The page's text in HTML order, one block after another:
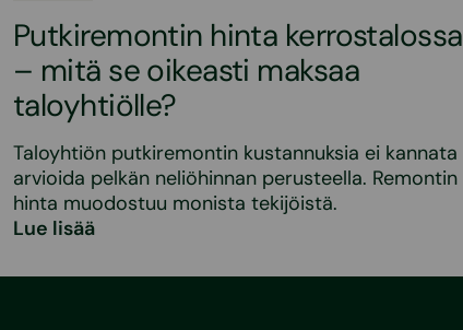
Putkiremontin hinta kerrostalossa
– mitä se oikeasti maksaa
taloyhtiölle?
Taloyhtiön putkiremontin kustannuksia ei kannata
arvioida pelkän neliöhinnan perusteella. Remontin
hinta muodostuu monista tekijöistä.
Lue lisää